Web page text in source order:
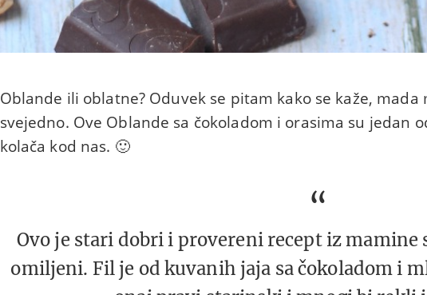
Oblande ili oblatne? Oduvek se pitam kako se kaže,
svejedno. Ove Oblande sa čokoladom i orasima su jedan
kolača kod nas. 🙂
Ovo je stari dobri i provereni recept iz mamine
omiljeni. Fil je od kuvanih jaja sa čokoladom i